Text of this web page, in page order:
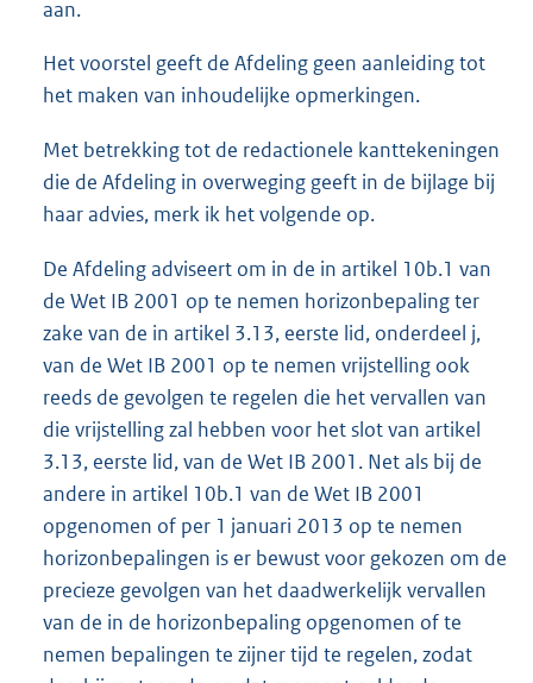
aan.
Het voorstel geeft de Afdeling geen aanleiding tot
het maken van inhoudelijke opmerkingen.
Met betrekking tot de redactionele kanttekeningen
die de Afdeling in overweging geeft in de bijlage bij
haar advies, merk ik het volgende op.
De Afdeling adviseert om in de in artikel 10b.1 van
de Wet IB 2001 op te nemen horizonbepaling ter
zake van de in artikel 3.13, eerste lid, onderdeel j,
van de Wet IB 2001 op te nemen vrijstelling ook
reeds de gevolgen te regelen die het vervallen van
die vrijstelling zal hebben voor het slot van artikel
3.13, eerste lid, van de Wet IB 2001. Net als bij de
andere in artikel 10b.1 van de Wet IB 2001
opgenomen of per 1 januari 2013 op te nemen
horizonbepalingen is er bewust voor gekozen om de
precieze gevolgen van het daadwerkelijk vervallen
van de in de horizonbepaling opgenomen of te
nemen bepalingen te zijner tijd te regelen, zodat